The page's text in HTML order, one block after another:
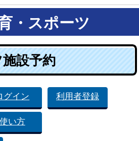
・スポーツ
設予約
グイン 利用者登録
使い方